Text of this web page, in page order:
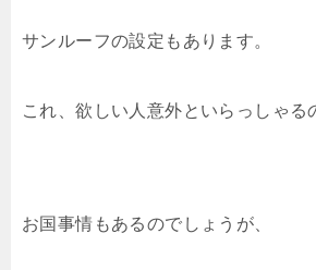
サンルーフの設定もあります。
これ、欲しい人意外といらっしゃる
お国事情もあるのでしょうが、